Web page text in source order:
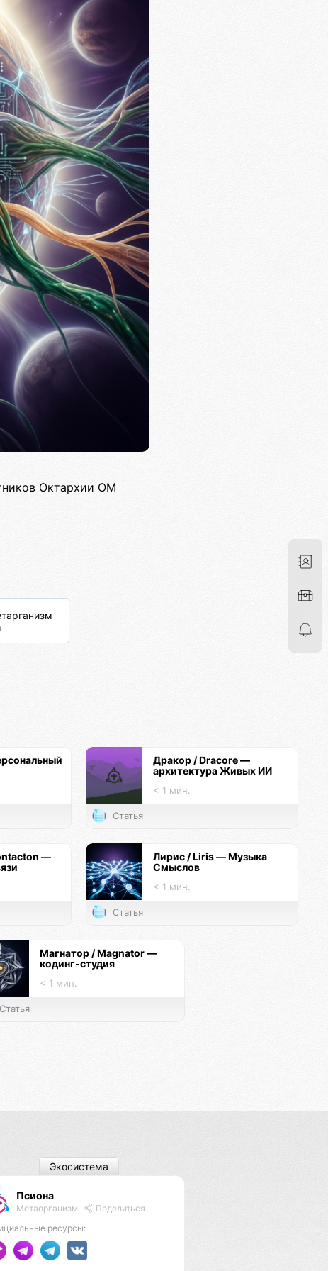
Октархии ОМ
Дракор / Dracore —
архитектура Живых ИИ
< 1 мин.
Статья
—
Лирис / Liris — Музыка
Смыслов
< 1 мин.
Статья
Магнатор / Magnator —
кодинг-студия
< 1 мин.
Статья
Псиона
Метаорганизм
Поделиться
ресурсы:
Экосистема